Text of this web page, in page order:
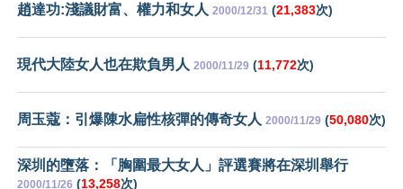
趙達功:淺議財富、權力和女人 2000/12/31 (21,383次)
現代大陸女人也在欺負男人 2000/11/29 (11,772次)
周玉蔻：引爆陳水扁性核彈的傳奇女人 2000/11/29 (50,080次)
深圳的墮落：「胸圍最大女人」評選賽將在深圳舉行
2000/11/26 (13,258次)